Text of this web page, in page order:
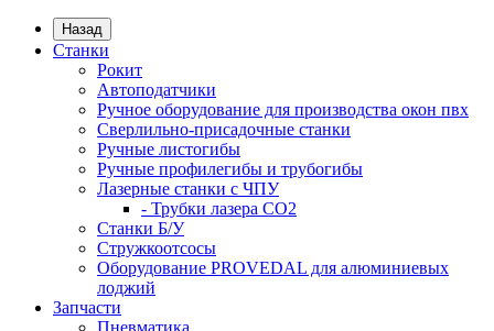
Назад
Станки
Рокит
Автоподатчики
Ручное оборудование для производства окон пвх
Сверлильно-присадочные станки
Ручные листогибы
Ручные профилегибы и трубогибы
Лазерные станки с ЧПУ
- Трубки лазера CO2
Станки Б/У
Стружкоотсосы
Оборудование PROVEDAL для алюминиевых
лоджий
Запчасти
Пневматика